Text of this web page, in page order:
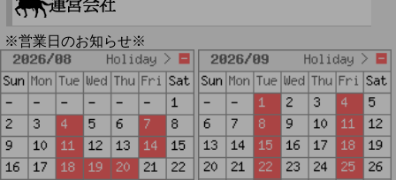
※営業日のお知らせ※